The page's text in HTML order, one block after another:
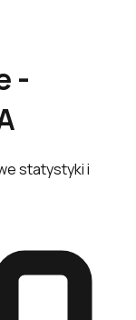
-
statystyki i